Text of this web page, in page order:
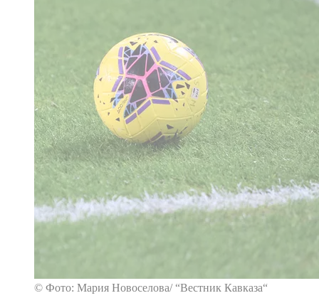
© Фото: Мария Новоселова/ “Вестник Кавказа“